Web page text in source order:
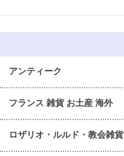
アンティーク
フランス 雑貨 お土産 海外
ロザリオ・ルルド・教会雑貨